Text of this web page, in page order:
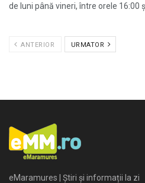
de luni până vineri, între orele 16:00 și
ANTERIOR URMATOR
eMaramures | Știri și informații la zi